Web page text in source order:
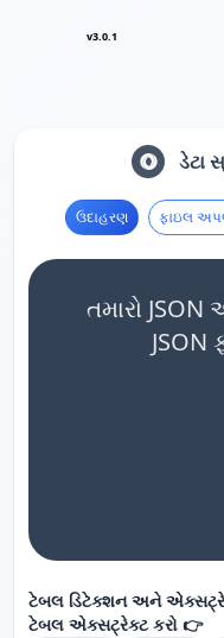
v3.0.1
ડેટા
ઉદાહરણ ફાઇલ
તમારો
JSON
ટેબલ ડિટેક્શન અને
ટેબલ એક્સટ્રેક્ટ કરો 👉